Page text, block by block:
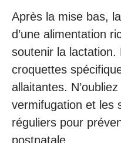
Après la mise bas,
d’une alimentation
soutenir la lactation.
croquettes
allaitantes.
vermifugation et les
réguliers pour
postnatale.